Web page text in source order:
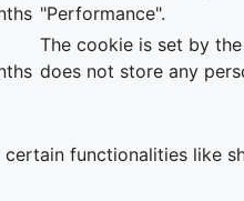
"Performance".
The cookie is set by
does not store any
functionalities like